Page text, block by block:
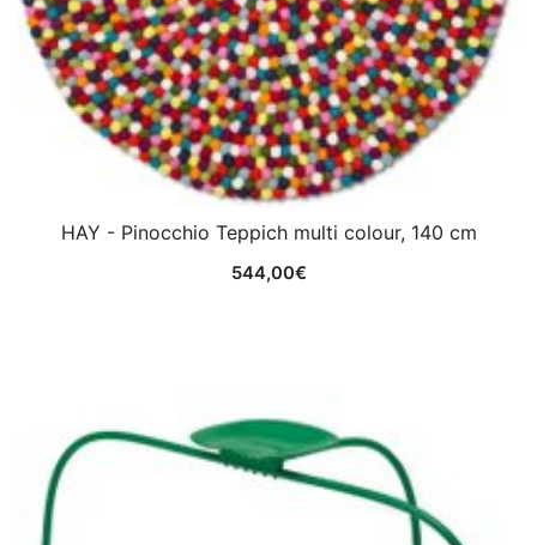
HAY - Pinocchio Teppich multi colour, 140 cm
544,00€